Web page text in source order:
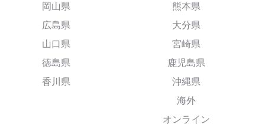
岡山県
広島県
山口県
徳島県
香川県
熊本県
大分県
宮崎県
鹿児島県
沖縄県
海外
オンライン